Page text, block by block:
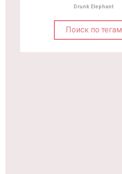
Drunk Elephant
Поиск по тегам